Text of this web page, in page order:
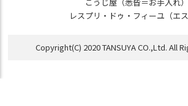
レスプリ・ドゥ・フィーユ（エス
Copyright(C) 2020 TANSUYA CO.,Ltd. All